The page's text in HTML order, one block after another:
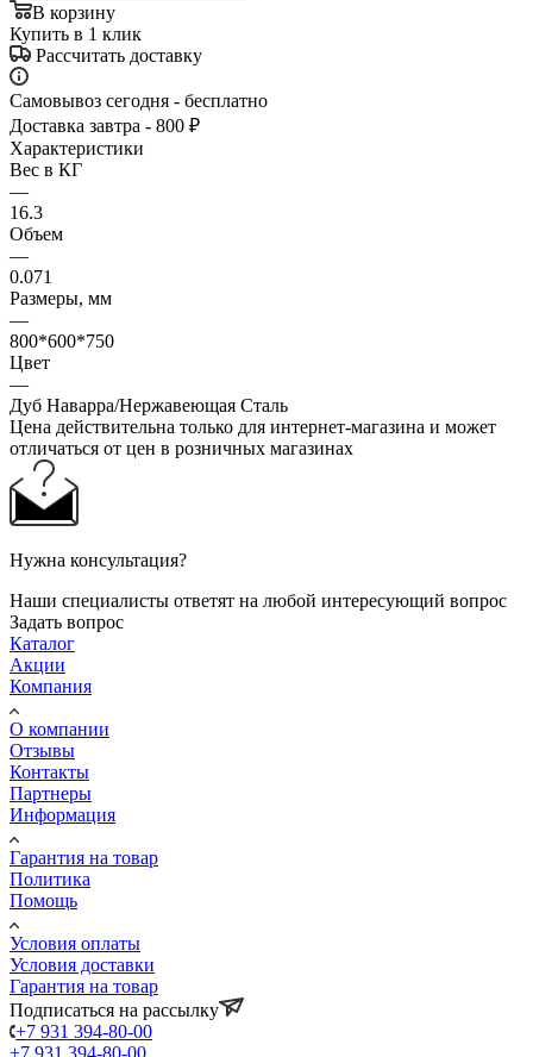
В корзину
Купить в 1 клик
Рассчитать доставку
Самовывоз сегодня - бесплатно
Доставка завтра - 800 ₽
Характеристики
Вес в КГ
—
16.3
Объем
—
0.071
Размеры, мм
—
800*600*750
Цвет
—
Дуб Наварра/Нержавеющая Сталь
Цена действительна только для интернет-магазина и может
отличаться от цен в розничных магазинах
Нужна консультация?
Наши специалисты ответят на любой интересующий вопрос
Задать вопрос
Каталог
Акции
Компания
О компании
Отзывы
Контакты
Партнеры
Информация
Гарантия на товар
Политика
Помощь
Условия оплаты
Условия доставки
Гарантия на товар
Подписаться на рассылку
+7 931 394-80-00
+7 931 394-80-00